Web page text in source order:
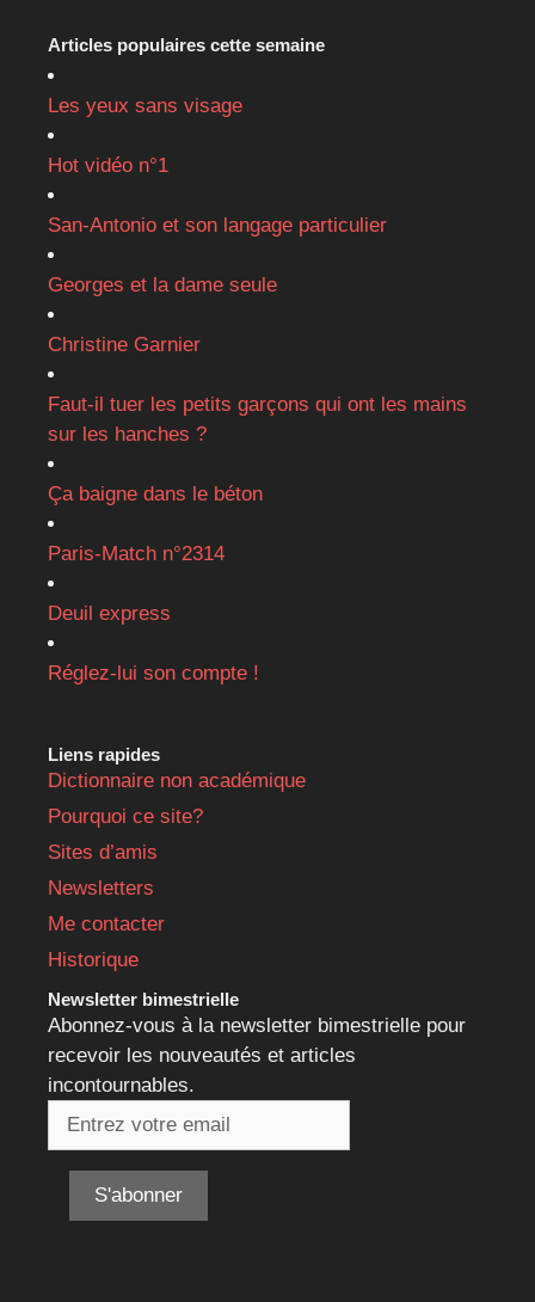
Articles populaires cette semaine
Les yeux sans visage
Hot vidéo n°1
San-Antonio et son langage particulier
Georges et la dame seule
Christine Garnier
Faut-il tuer les petits garçons qui ont les mains
sur les hanches ?
Ça baigne dans le béton
Paris-Match n°2314
Deuil express
Réglez-lui son compte !
Liens rapides
Dictionnaire non académique
Pourquoi ce site?
Sites d’amis
Newsletters
Me contacter
Historique
Newsletter bimestrielle
Abonnez-vous à la newsletter bimestrielle pour
recevoir les nouveautés et articles
incontournables.